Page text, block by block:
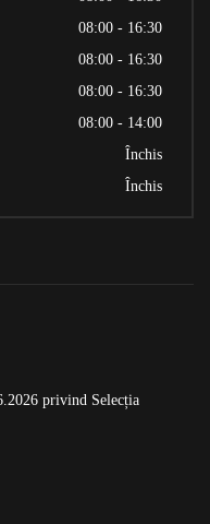
08:00 - 16:30
08:00 - 16:30
08:00 - 16:30
08:00 - 14:00
Închis
Închis
privind Selecția